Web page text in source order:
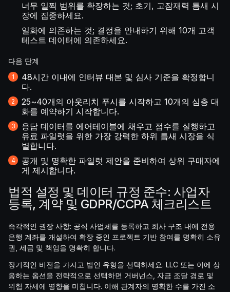
너무 일찍 범위를 확장하는 것; 초기, 고잠재력 틈새 시
장에 집중하세요.
일화에 의존하는 것; 결정을 안내하기 위해 10개 고객
테스트 데이터에 의존하세요.
다음 단계
48시간 이내에 인터뷰 대본 및 심사 기준을 확정합니
다.
25~40개의 아웃리치 푸시를 시작하고 10개의 심층 대
화를 예약하기 시작합니다.
응답 데이터를 에어테이블에 채우고 점수를 실행하고
유료 파일럿을 위한 가장 강력한 하위 틈새 시장을 식
별합니다.
공개 및 명확한 파일럿 제안을 준비하여 상위 구매자에
게 제시합니다.
법적 설정 및 데이터 규정 준수: 사업자
등록, 계약 및 GDPR/CCPA 체크리스트
즉각적인 권장 사항: 공식 사업체를 등록하고 회사 구조 내에 전용
은행 계좌를 개설하여 확장 중인 프로젝트 기반 참여를 명확히 소유
권, 세금 및 책임을 명확히 합니다.
장기적인 비전을 가지고 법인 유형을 선택하세요. LLC 또는 이에 상
응하는 옵션을 전략적으로 선택하면 거버넌스, 자금 조달 경로 및
위험 자세에 영향을 미칩니다. 이해 관계자의 명확한 수를 가진 소